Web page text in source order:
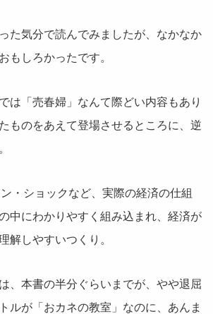
た気分で読んでみましたが、なかなか
もしろかったです。
は「売春婦」なんて際どい内容もあり
ものをあえて登場させるところに、逆
・ショックなど、実際の経済の仕組
中にわかりやすく組み込まれ、経済が
解しやすいつくり。
、本書の半分ぐらいまでが、やや退屈
ルが「おカネの教室」なのに、あんま